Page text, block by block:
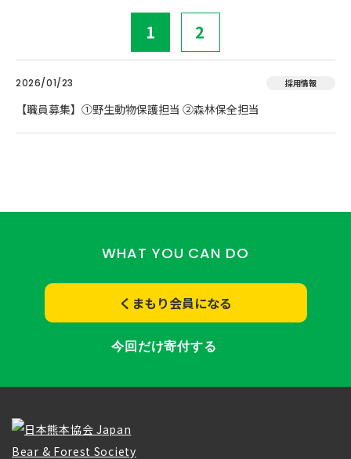
1 2
2026/01/23 採用情報
【職員募集】①野生動物保護担当 ②森林保全担当
WHAT YOU CAN DO
くまもり会員になる
今回だけ寄付する